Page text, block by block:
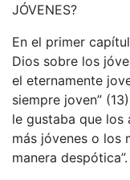
JÓVENES?
En el primer
Dios sobre los
el eternamente
siempre joven”
le gustaba que los
más jóvenes o los
manera despótica”.